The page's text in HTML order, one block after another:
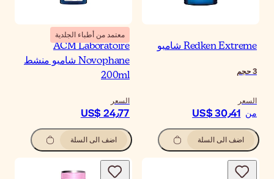
Redken Extreme شامبو
3حجم
السعر
من US$ 30٫41
اضف الى السلة
معتمد من أطباء الجلدية
ACM Laboratoire
Novophane شامبو منشط
200ml
السعر
US$ 24٫77
اضف الى السلة